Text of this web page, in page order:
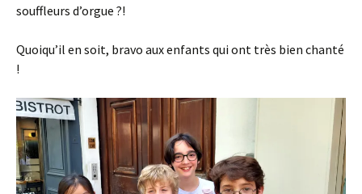
souffleurs d’orgue ?!
Quoiqu’il en soit, bravo aux enfants qui ont très bien chanté
!